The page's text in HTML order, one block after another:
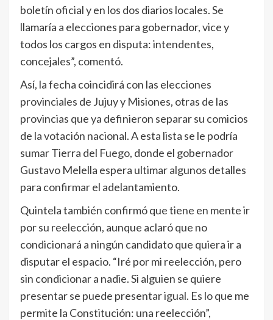
boletín oficial y en los dos diarios locales. Se
llamaría a elecciones para gobernador, vice y
todos los cargos en disputa: intendentes,
concejales”, comentó.
Así, la fecha coincidirá con las elecciones
provinciales de Jujuy y Misiones, otras de las
provincias que ya definieron separar su comicios
de la votación nacional. A esta lista se le podría
sumar Tierra del Fuego, donde el gobernador
Gustavo Melella espera ultimar algunos detalles
para confirmar el adelantamiento.
Quintela también confirmó que tiene en mente ir
por su reelección, aunque aclaró que no
condicionará a ningún candidato que quiera ir a
disputar el espacio. “Iré por mi reelección, pero
sin condicionar a nadie. Si alguien se quiere
presentar se puede presentar igual. Es lo que me
permite la Constitución: una reelección”,